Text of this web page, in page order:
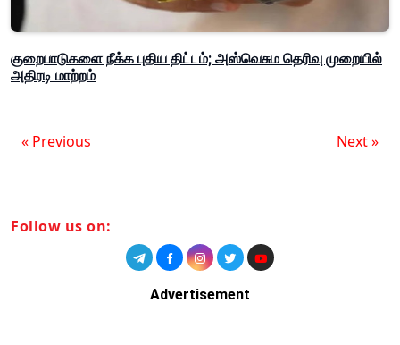
குறைபாடுகளை நீக்க புதிய திட்டம்; அஸ்வெசும தெரிவு முறையில்
அதிரடி மாற்றம்
« Previous Next »
Follow us on:
Advertisement